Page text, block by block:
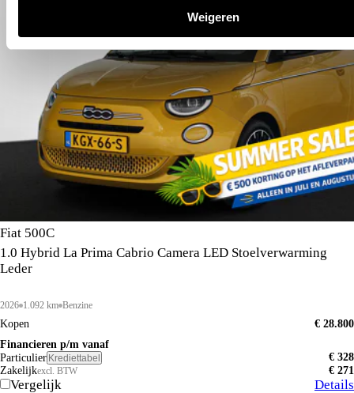
Weigeren
Fiat 500C
1.0 Hybrid La Prima Cabrio Camera LED Stoelverwarming
Leder
2026 1.092 km Benzine
Kopen
€ 28.800
Financieren p/m vanaf
Particulier Krediettabel
€ 328
Zakelijkexcl. BTW € 271
Vergelijk Details